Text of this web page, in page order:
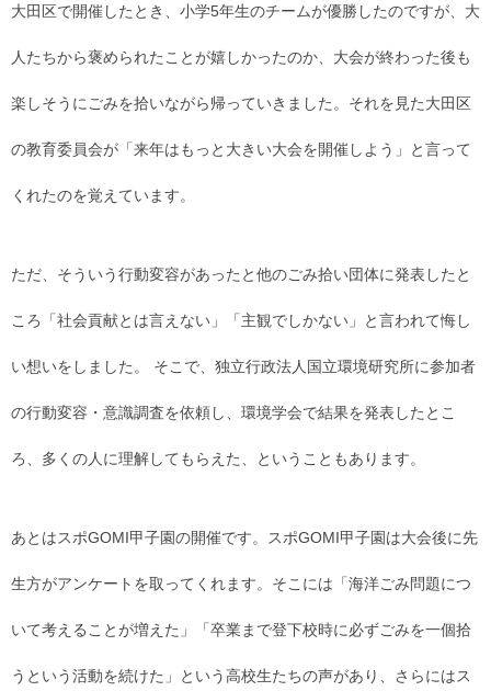
大田区で開催したとき、小学5年生のチームが優勝したのですが、大
人たちから褒められたことが嬉しかったのか、大会が終わった後も
楽しそうにごみを拾いながら帰っていきました。それを見た大田区
の教育委員会が「来年はもっと大きい大会を開催しよう」と言って
くれたのを覚えています。
ただ、そういう行動変容があったと他のごみ拾い団体に発表したと
ころ「社会貢献とは言えない」「主観でしかない」と言われて悔し
い想いをしました。 そこで、独立行政法人国立環境研究所に参加者
の行動変容・意識調査を依頼し、環境学会で結果を発表したとこ
ろ、多くの人に理解してもらえた、ということもあります。
あとはスポGOMI甲子園の開催です。スポGOMI甲子園は大会後に先
生方がアンケートを取ってくれます。そこには「海洋ごみ問題につ
いて考えることが増えた」「卒業まで登下校時に必ずごみを一個拾
うという活動を続けた」という高校生たちの声があり、さらにはス